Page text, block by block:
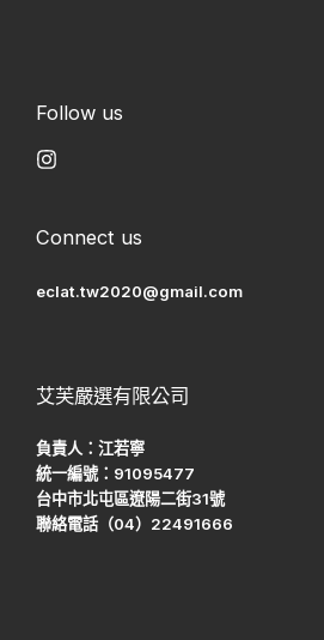
Follow us
Connect us
eclat.tw2020@gmail.com
艾芙嚴選有限公司
負責人：江若寧
統一編號：91095477
台中市北屯區遼陽二街31號
聯絡電話（04）22491666